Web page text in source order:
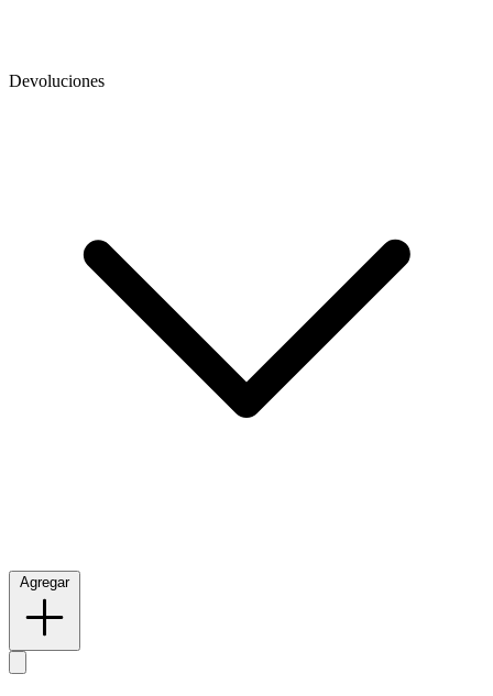
Devoluciones
Agregar